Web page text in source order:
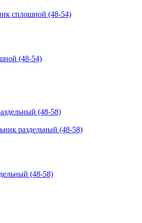
сплошной (48-54)
(48-54)
раздельный (48-58)
(48-58)